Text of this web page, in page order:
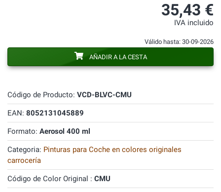
Código de Producto: VCD-BLVC-CMU
EAN: 8052131045889
Formato: Aerosol 400 ml
Categoria: Pinturas para Coche en colores originales
carrocería
Código de Color Original : CMU
35,43 €
IVA incluido
Válido hasta: 30-09-2026
AÑADIR A LA CESTA